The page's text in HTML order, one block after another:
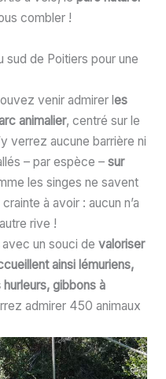
combler !
sud de Poitiers pour une
venir admirer l es
animalier, centré sur le
verrez aucune barrière ni
– par espèce – sur
les singes ne savent
à avoir : aucun n’a
rive !
un souci de valoriser
ainsi lémuriens,
gibbons à
admirer 450 animaux